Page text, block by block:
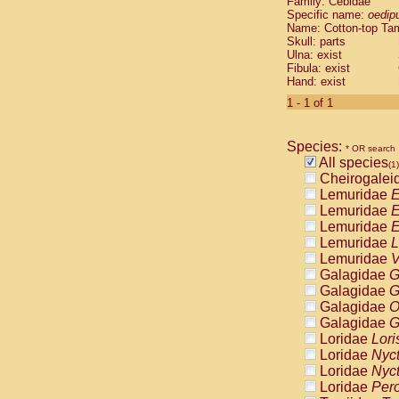
Cebidae
Cebidae
Cebidae
Cebidae
Cebidae
Cebidae
Cebidae
Cebidae
Cebidae
Cebidae
Cebidae
Cebidae
Atelidae
Atelidae
Atelidae
Atelidae
Atelidae
Atelidae
Atelidae
Atelidae
Atelidae
Atelidae
Pitheciidae
Specific name:
Name: Cotton-top
Skull: parts
Ulna: exist
Fibula: exist
Hand: exist
1 - 1 of 1
Species: * OR search
All species(1)
Lemuridae
Lemuridae
Lemuridae
Lemuridae
Lemuridae
Galagidae
Galagidae
Galagidae
Galagidae
Loridae
Loridae
Loridae
Loridae